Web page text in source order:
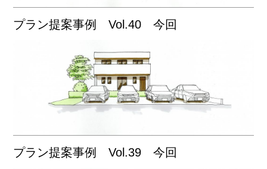
プラン提案事例 Vol.40 今回
プラン提案事例 Vol.39 今回